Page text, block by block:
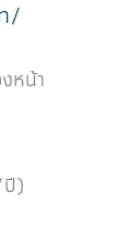
/
หน้า
ปี)